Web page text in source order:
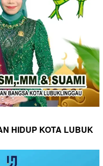
HIDUP KOTA LUBUK